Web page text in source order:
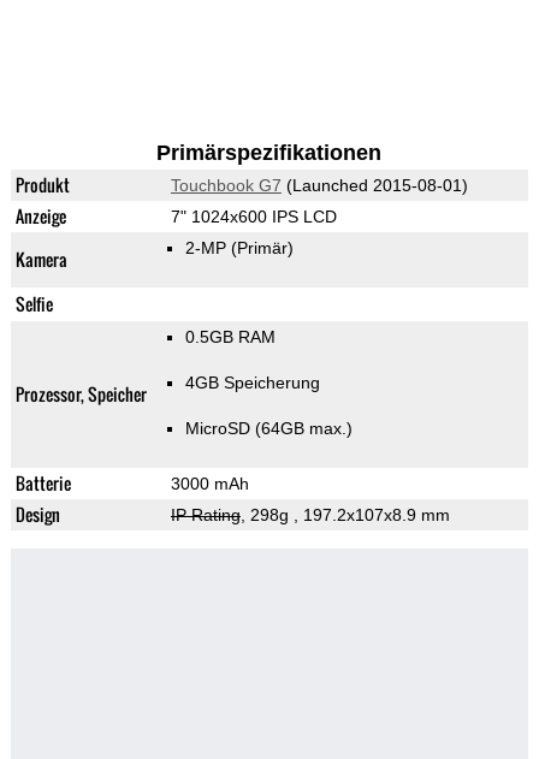
Primärspezifikationen
Produkt Touchbook G7 (Launched 2015-08-01)
Anzeige 7" 1024x600 IPS LCD
Kamera 2-MP (Primär)
Selfie
Prozessor, Speicher
0.5GB RAM
4GB Speicherung
MicroSD (64GB max.)
Batterie 3000 mAh
Design IP Rating, 298g , 197.2x107x8.9 mm